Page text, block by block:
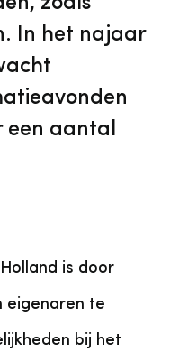
In het najaar
een aantal
is door
eigenaren te
bij het